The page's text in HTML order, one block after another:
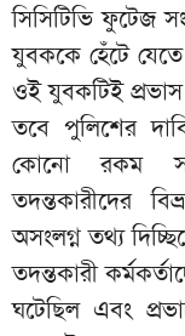
সিসিটিভি ফুটেজ
যুবককে হেঁটে
ওই যুবকটিই প্রভাস
তবে পুলিশের
কোনো রকম
তদন্তকারীদের
অসংলগ্ন তথ্য
তদন্তকারী
ঘটেছিল এবং